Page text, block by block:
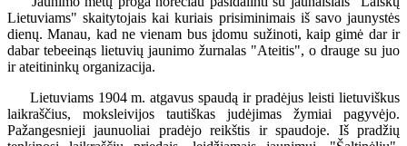
Lietuviams" skaitytojais kai kuriais prisiminimais iš savo jaunystės
dienų. Manau, kad ne vienam bus įdomu sužinoti, kaip gimė dar ir
dabar tebeeinąs lietuvių jaunimo žurnalas "Ateitis", o drauge su juo
ir ateitininkų organizacija.
Lietuviams 1904 m. atgavus spaudą ir pradėjus leisti lietuviškus
laikraščius, moksleivijos tautiškas judėjimas žymiai pagyvėjo.
Pažangesnieji jaunuoliai pradėjo reikštis ir spaudoje. Iš pradžių